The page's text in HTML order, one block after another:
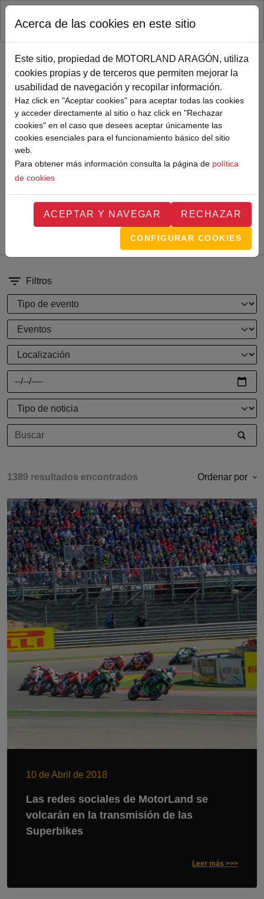
Pasar al contenido principal
RUTA DE NAVEGACIÓN
Inicio Noticias
TODA LA
ACTUALIDAD DE
MOTORLAND
Aquí encontrarás noticias sobre eventos, competiciones,
categoría o tipo de contenido y no te pierdas nada del
mundo del motor.
Filtros
1389 resultados encontrados Ordenar por
10 de Abril de 2018
Las redes sociales de MotorLand se
volcarán en la transmisión de las
Superbikes
Leer más >>>
Acerca de las cookies en este sitio
Este sitio, propiedad de MOTORLAND ARAGÓN, utiliza
cookies propias y de terceros que permiten mejorar la
usabilidad de navegación y recopilar información.
Haz click en "Aceptar cookies" para aceptar todas las cookies
y acceder directamente al sitio o haz click en "Rechazar
cookies" en el caso que desees aceptar únicamente las
cookies esenciales para el funcionamiento básico del sitio
web.
Para obtener más información consulta la página de política
de cookies
ACEPTAR Y NAVEGAR RECHAZAR
CONFIGURAR COOKIES